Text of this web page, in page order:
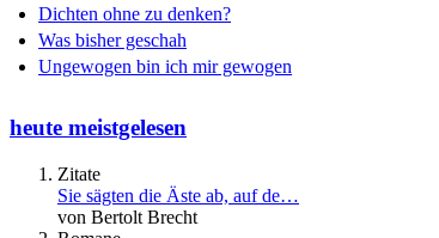
Dichten ohne zu denken?
Was bisher geschah
Ungewogen bin ich mir gewogen
heute meistgelesen
Zitate
Sie sägten die Äste ab, auf de…
von Bertolt Brecht